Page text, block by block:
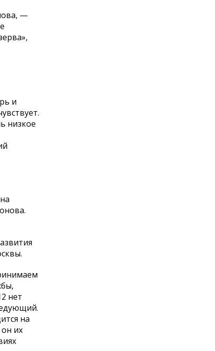
—
и
низкое
нет
на
их